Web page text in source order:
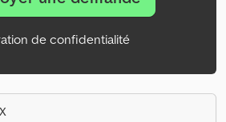
de confidentialité